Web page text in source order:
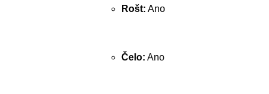
Rošt: Ano
Čelo: Ano